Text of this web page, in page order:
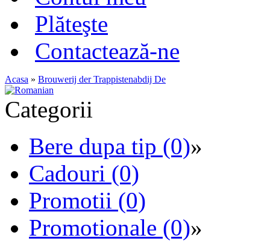
Plăteşte
Contactează-ne
Acasa » Brouwerij der Trappistenabdij De
Categorii
Bere dupa tip (0)»
Cadouri (0)
Promotii (0)
Promotionale (0)»